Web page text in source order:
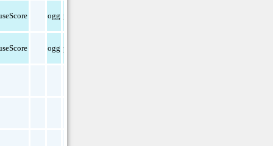
ogg pdf
ogg pdf